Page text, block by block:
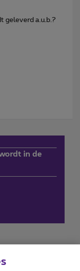
geleverd a.u.b.?
in de